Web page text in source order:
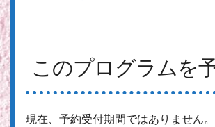
このプログラムを
現在、予約受付期間ではありません。